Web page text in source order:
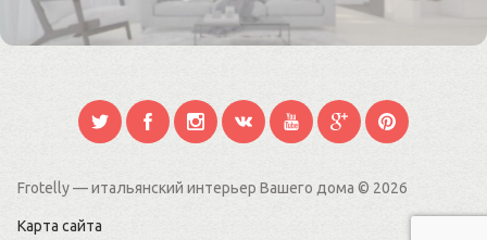
Frotelly — итальянский интерьер Вашего дома © 2026
Карта сайта